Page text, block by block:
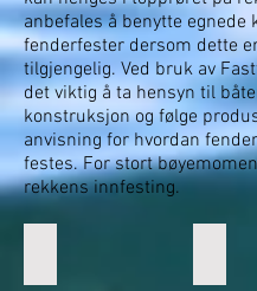
anbefales å benytte egnede
fenderfester dersom dette
tilgjengelig. Ved bruk av
det viktig å ta hensyn til
konstruksjon og følge
anvisning for hvordan
festes. For stort
rekkens innfesting.